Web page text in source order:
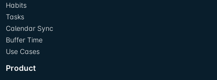
Habits
Tasks
Calendar Sync
Buffer Time
Use Cases
Product